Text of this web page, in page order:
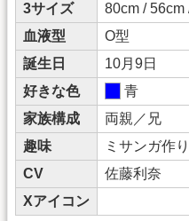
3サイズ
80cm / 56cm
血液型
O型
誕生日
10月9日
好きな色
青
家族構成
両親／兄
趣味
ミサンガ作り
CV
佐藤利奈
Xアイコン